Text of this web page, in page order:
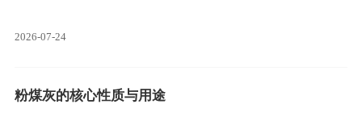
2026-07-24
粉煤灰的核心性质与用途